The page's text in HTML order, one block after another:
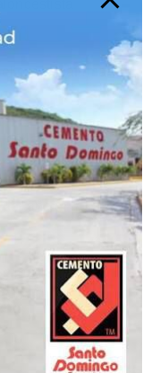
oro y reafirma
de la senadora
año en ruta
400 metros con